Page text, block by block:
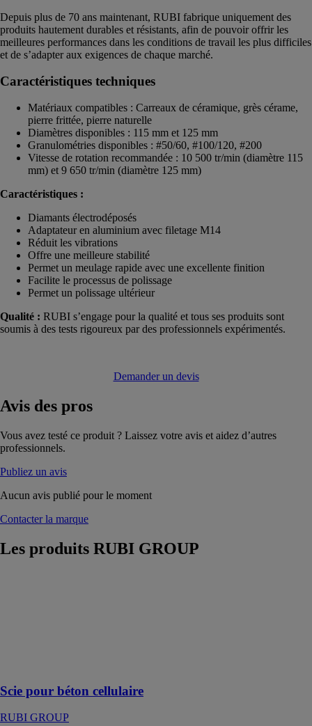
Depuis plus de 70 ans maintenant, RUBI fabrique uniquement des
produits hautement durables et résistants, afin de pouvoir offrir les
meilleures performances dans les conditions de travail les plus difficiles
et de s’adapter aux exigences de chaque marché.
Caractéristiques techniques
Matériaux compatibles : Carreaux de céramique, grès cérame,
pierre frittée, pierre naturelle
Diamètres disponibles : 115 mm et 125 mm
Granulométries disponibles : #50/60, #100/120, #200
Vitesse de rotation recommandée : 10 500 tr/min (diamètre 115
mm) et 9 650 tr/min (diamètre 125 mm)
Caractéristiques :
Diamants électrodéposés
Adaptateur en aluminium avec filetage M14
Réduit les vibrations
Offre une meilleure stabilité
Permet un meulage rapide avec une excellente finition
Facilite le processus de polissage
Permet un polissage ultérieur
Qualité : RUBI s’engage pour la qualité et tous ses produits sont
soumis à des tests rigoureux par des professionnels expérimentés.
Demander un devis
Avis des pros
Vous avez testé ce produit ? Laissez votre avis et aidez d’autres
professionnels.
Publiez un avis
Aucun avis publié pour le moment
Contacter la marque
Les produits RUBI GROUP
Scie pour béton cellulaire
RUBI GROUP